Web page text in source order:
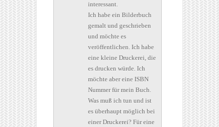
interessant.
Ich habe ein Bilderbuch
gemalt und geschrieben
und möchte es
veröffentlichen. Ich habe
eine kleine Druckerei, die
es drucken würde. Ich
möchte aber eine ISBN
Nummer für mein Buch.
Was muß ich tun und ist
es überhaupt möglich bei
einer Druckerei? Für eine